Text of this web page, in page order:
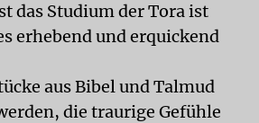
das Studium der Tora ist
erhebend und erquickend
aus Bibel und Talmud
die traurige Gefühle